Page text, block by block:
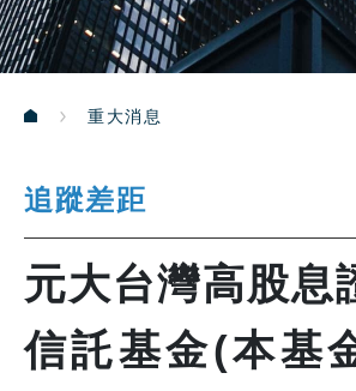
重大消息
追蹤差距
元大台灣高股息
信託基金(本基